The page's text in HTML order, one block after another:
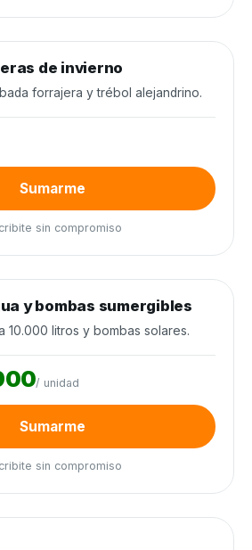
Cierra en 6d
de invierno
forrajera y trébol alejandrino.
Sumarme
sin compromiso
−23%
Cierra en 9d
y bombas sumergibles
10.000 litros y bombas solares.
/ unidad
Sumarme
sin compromiso